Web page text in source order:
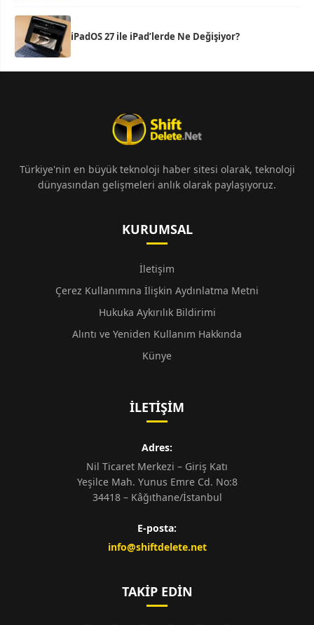
iPadOS 27 ile iPad’lerde Ne Değişiyor?
Türkiye'nin en büyük teknoloji haber sitesi olarak, teknoloji
dünyasından gelişmeleri anlık olarak paylaşıyoruz.
KURUMSAL
İletişim
Çerez Kullanımına İlişkin Aydınlatma Metni
Hukuka Aykırılık Bildirimi
Alıntı ve Yeniden Kullanım Hakkında
Künye
İLETIŞIM
Adres:
Nil Ticaret Merkezi – Giriş Katı
Yeşilce Mah. Yunus Emre Cd. No:8
34418 – Kâğıthane/İstanbul
E-posta:
info@shiftdelete.net
TAKIP EDIN